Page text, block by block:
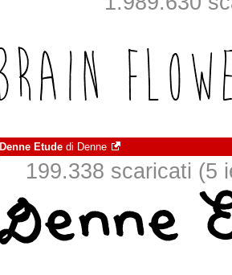
Denne Etude di Denne
199.338 scaricati (5